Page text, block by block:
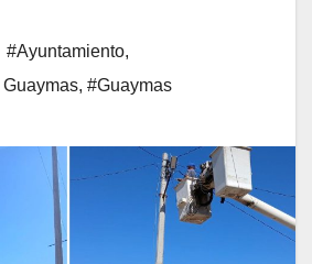
#Ayuntamiento,
, #Guaymas